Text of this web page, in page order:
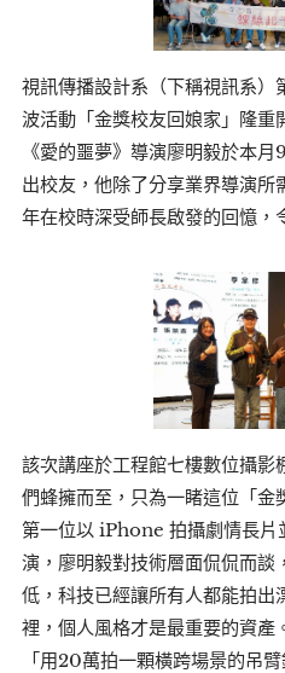
視訊傳播設計系（下稱視訊系
波活動「金獎校友回娘家」隆重
《愛的噩夢》導演廖明毅於本
出校友，他除了分享業界導演所
年在校時深受師長啟發的回憶，
該次講座於工程館七樓數位攝影
們蜂擁而至，只為一睹這位「金
第一位以 iPhone 拍攝劇情長片
演，廖明毅對技術層面侃侃而談
低，科技已經讓所有人都能拍出
裡，個人風格才是最重要的資產
「用20萬拍一顆橫跨場景的吊